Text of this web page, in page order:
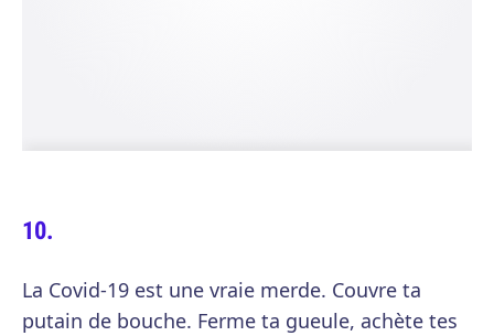
La Covid-19 est une vraie merde. Couvre ta
putain de bouche. Ferme ta gueule, achète tes